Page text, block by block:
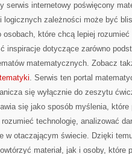
serwis internetowy poświęcony
logicznych zależności może być
osobach, które chcą lepiej
inspiracje dotyczące zarówno
matematycznych. Zobacz
. Serwis ten portal
się wyłącznie do zeszytu
się jako sposób myślenia,
technologię, analizować
w otaczającym świecie. Dzięki
materiał, jak i osoby, które